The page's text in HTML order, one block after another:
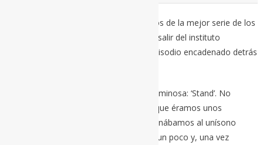
Si hablamos de Chris Peterson, hablamos de la mejor serie de los
noventa: ‘Búscate la vida’ (‘Get a life’). Al salir del instituto
pasábamos tardes enteras viendo un episodio encadenado detrás
La canción de apertura, tan vacilona y luminosa: ‘Stand’. No
sabíamos en su día que eran R.E.M. porque éramos unos
barbilampiños lamentables. Pero la entonábamos al unísono
felices. Cuando atamos cabos flipamos un poco y, una vez